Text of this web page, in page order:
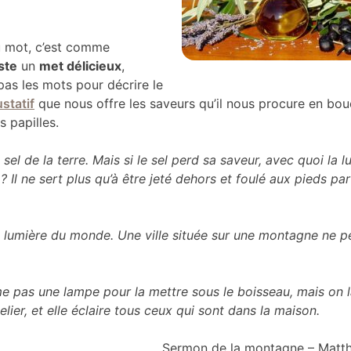
c’est comme
un met délicieux,
les mots pour décrire le
que nous offre les saveurs qu’il nous procure en
papilles.
sel de la terre. Mais si le sel perd sa saveur, avec quoi la
Il ne sert plus qu’à être jeté dehors et foulé aux pieds
lumière du monde. Une ville située sur une montagne ne
pas une lampe pour la mettre sous le boisseau, mais on
et elle éclaire tous ceux qui sont dans la maison.
Sermon de la montagne –